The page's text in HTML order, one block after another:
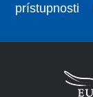
prístupnosti